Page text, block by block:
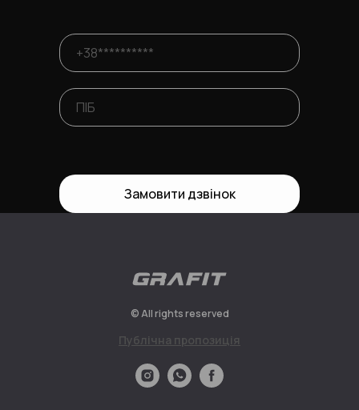
Замовити дзвінок
© All rights reserved
Публiчна пропозицiя